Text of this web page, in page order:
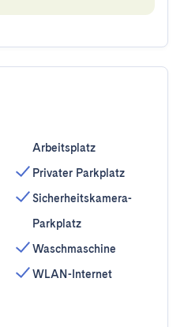
Arbeitsplatz
Privater Parkplatz
Sicherheitskamera-
Parkplatz
Waschmaschine
WLAN-Internet